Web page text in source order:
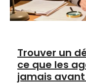
Trouver un
ce que les
jamais